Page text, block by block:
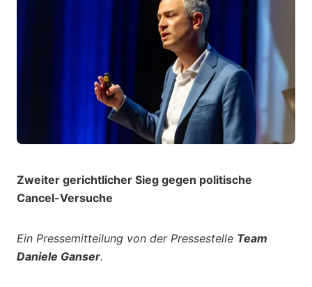
Zweiter gerichtlicher Sieg gegen politische
Cancel-Versuche
Ein Pressemitteilung von der Pressestelle Team
Daniele Ganser.